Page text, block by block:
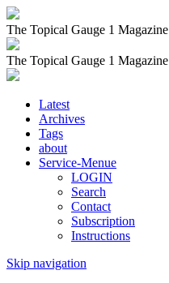
The Topical Gauge 1 Magazine
The Topical Gauge 1 Magazine
Latest
Archives
Tags
about
Service-Menue
LOGIN
Search
Contact
Subscription
Instructions
Skip navigation